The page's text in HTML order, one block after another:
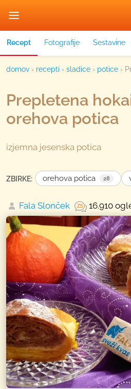
Recept Fotografije Sestavine
domov › recepti › sladice › potice ›
Prepletena
orehova potica
izjemna jesenska potica
ZBIRKE: orehova potica 28
Fala Slonček 16.910